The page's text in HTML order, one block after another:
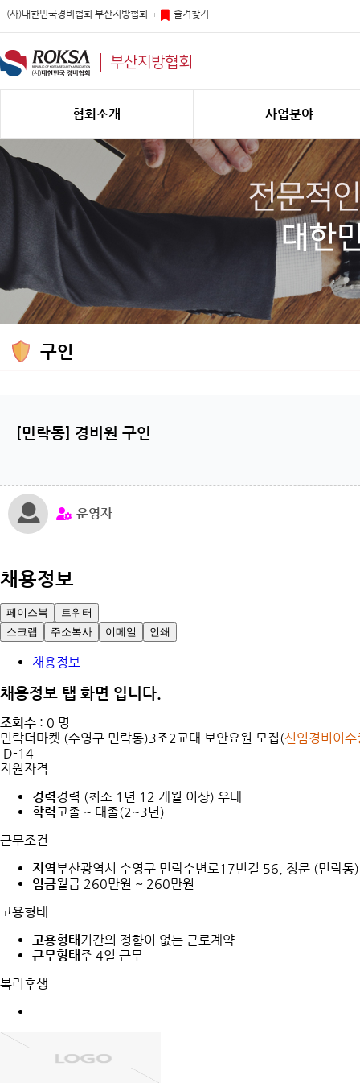
(사)대한민국경비협회 부산지방협회 즐겨찾기
부산지방협회
협회소개 사업분야
구인
[민락동] 경비원 구인
운영자
채용정보
페이스북
트위터
스크랩
주소복사 이메일 인쇄
채용정보
채용정보 탭 화면 입니다.
조회수 : 0 명
민락더마켓 (수영구 민락동)3조2교대 보안요원 모집(신임경비이
D-14
지원자격
경력경력 (최소 1년 12 개월 이상) 우대
학력고졸 ~ 대졸(2~3년)
근무조건
지역부산광역시 수영구 민락수변로17번길 56, 정문 (민락동)
임금월급 260만원 ~ 260만원
고용형태
고용형태 기간의 정함이 없는 근로계약
근무형태주 4일 근무
복리후생